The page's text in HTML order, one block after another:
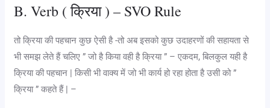
B. Verb ( क्रिया ) – SVO Rule
तो क्रिया की पहचान कुछ ऐसी है -तो अब इसको कुछ उदाहरणों की सहायता से
भी समझ लेते हैं चलिए ” जो है किया वही है क्रिया ” – एकदम, बिलकुल यही है
क्रिया की पहचान | किसी भी वाक्य में जो भी कार्य हो रहा होता है उसी को ”
क्रिया ” कहते हैं | –